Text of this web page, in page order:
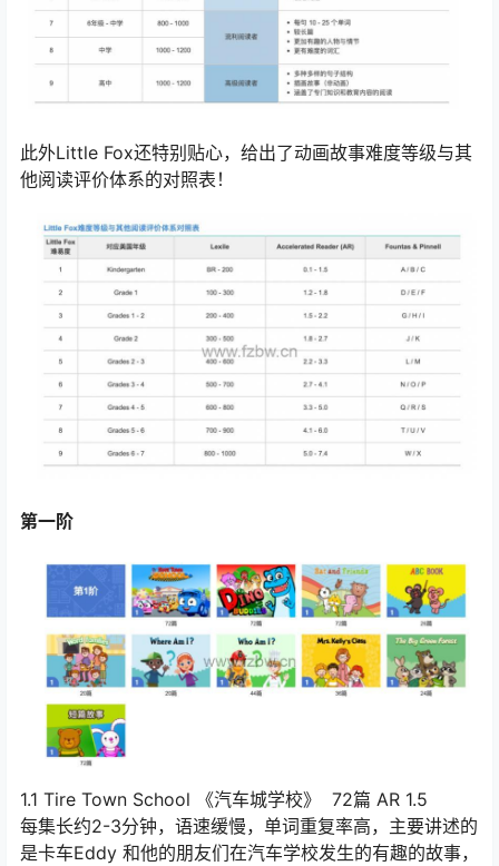
此外Little Fox还特别贴心，给出了动画故事难度等级与其
他阅读评价体系的对照表！
第一阶
1.1 Tire Town School 《汽车城学校》 72篇 AR 1.5
每集长约2-3分钟，语速缓慢，单词重复率高，主要讲述的
是卡车Eddy 和他的朋友们在汽车学校发生的有趣的故事，